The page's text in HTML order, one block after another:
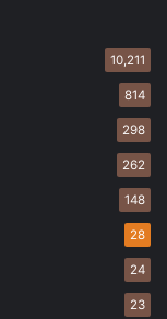
10,211
814
298
262
148
28
24
23